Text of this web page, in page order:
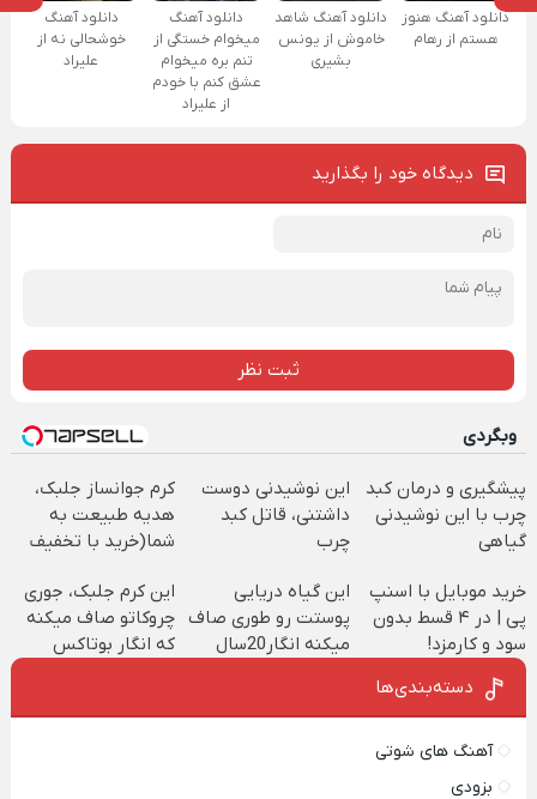
دانلود آهنگ هنوز
هستم از رهام
دانلود آهنگ شاهد
خاموش از یونس
بشیری
دانلود آهنگ
میخوام خستگی از
تنم بره میخوام
عشق کنم با خودم
از علیراد
دانلود آهنگ
خوشحالی نه از
علیراد
دیدگاه خود را بگذارید
ثبت نظر
وبگردی
پیشگیری و درمان کبد
چرب با این نوشیدنی
گیاهی
این نوشیدنی دوست
داشتنی، قاتل کبد
چرب
امشب)
کرم جوانساز جلبک،
هدیه طبیعت به
شما(خرید با تخفیف
خرید موبایل با اسنپ
پی | در ۴ قسط بدون
سود و کارمزد!
این گیاه دریایی
پوستت رو طوری صاف
میکنه انگار20سال
این کرم جلبک، جوری
چروکاتو صاف میکنه
که انگار بوتاکس
دسته‌بندی‌ها
آهنگ های شوتی
بزودی